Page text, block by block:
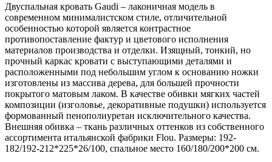
Двуспальная кровать Gaudi – лаконичная модель в
современном минималистском стиле, отличительной
особенностью которой является контрастное
противопоставление фактур и цветового исполнения
материалов производства и отделки. Изящный, тонкий, но
прочный каркас кровати с выступающими деталями и
расположенными под небольшим углом к основанию ножки
изготовлены из массива дерева, для большей прочности
покрытого матовым лаком. В качестве обивки мягких частей
композиции (изголовье, декоративные подушки) используется
формованный пенополиуретан исключительного качества.
Внешняя обивка – ткань различных оттенков из собственного
ассортимента итальянской фабрики Flou. Размеры: 192-
182/192-212*225*26/100, спальное место 160/180/200*200 см.